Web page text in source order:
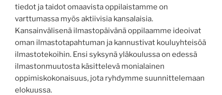
tiedot ja taidot omaavista oppilaistamme on
varttumassa myös aktiivisia kansalaisia.
Kansainvälisenä ilmastopäivänä oppilaamme ideoivat
oman ilmastotapahtuman ja kannustivat kouluyhteisöä
ilmastotekoihin. Ensi syksynä yläkoulussa on edessä
ilmastonmuutosta käsittelevä monialainen
oppimiskokonaisuus, jota ryhdymme suunnittelemaan
elokuussa.